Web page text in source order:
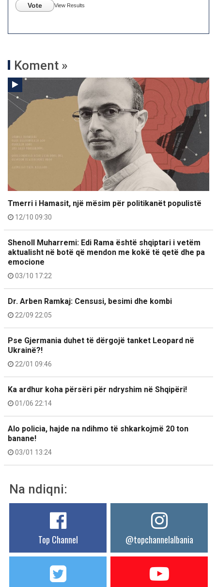
Vote View Results
Koment »
Tmerri i Hamasit, një mësim për politikanët populistë
12/10 09:30
Shenoll Muharremi: Edi Rama është shqiptari i vetëm
aktualisht në botë që mendon me kokë të qetë dhe pa
emocione
03/10 17:22
Dr. Arben Ramkaj: Censusi, besimi dhe kombi
22/09 22:05
Pse Gjermania duhet të dërgojë tanket Leopard në
Ukrainë?!
22/01 09:46
Ka ardhur koha përsëri për ndryshim në Shqipëri!
01/06 22:14
Alo policia, hajde na ndihmo të shkarkojmë 20 ton
banane!
03/01 13:24
Na ndiqni:
Top Channel @topchannelalbania